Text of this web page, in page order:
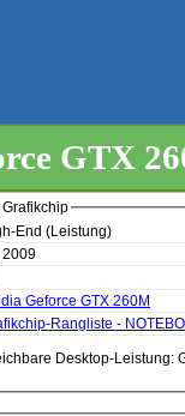
GTX
End (Leistung)
2009
Geforce GTX 260M
Rangliste -
Desktop-Leistung: